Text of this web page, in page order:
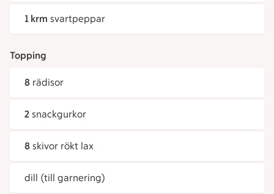
1 krm svartpeppar
Topping
8 rädisor
2 snackgurkor
8 skivor rökt lax
dill (till garnering)